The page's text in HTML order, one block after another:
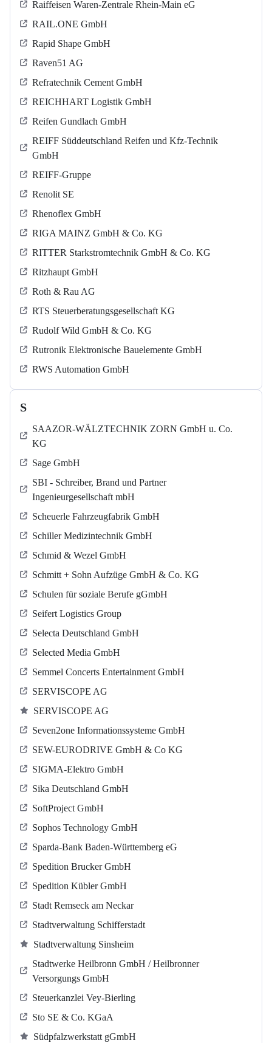
Raiffeisen Waren-Zentrale Rhein-Main eG
RAIL.ONE GmbH
Rapid Shape GmbH
Raven51 AG
Refratechnik Cement GmbH
REICHHART Logistik GmbH
Reifen Gundlach GmbH
REIFF Süddeutschland Reifen und Kfz-Technik
GmbH
REIFF-Gruppe
Renolit SE
Rhenoflex GmbH
RIGA MAINZ GmbH & Co. KG
RITTER Starkstromtechnik GmbH & Co. KG
Ritzhaupt GmbH
Roth & Rau AG
RTS Steuerberatungsgesellschaft KG
Rudolf Wild GmbH & Co. KG
Rutronik Elektronische Bauelemente GmbH
RWS Automation GmbH
S
SAAZOR-WÄLZTECHNIK ZORN GmbH u. Co.
KG
Sage GmbH
SBI - Schreiber, Brand und Partner
Ingenieurgesellschaft mbH
Scheuerle Fahrzeugfabrik GmbH
Schiller Medizintechnik GmbH
Schmid & Wezel GmbH
Schmitt + Sohn Aufzüge GmbH & Co. KG
Schulen für soziale Berufe gGmbH
Seifert Logistics Group
Selecta Deutschland GmbH
Selected Media GmbH
Semmel Concerts Entertainment GmbH
SERVISCOPE AG
SERVISCOPE AG
Seven2one Informationssysteme GmbH
SEW-EURODRIVE GmbH & Co KG
SIGMA-Elektro GmbH
Sika Deutschland GmbH
SoftProject GmbH
Sophos Technology GmbH
Sparda-Bank Baden-Württemberg eG
Spedition Brucker GmbH
Spedition Kübler GmbH
Stadt Remseck am Neckar
Stadtverwaltung Schifferstadt
Stadtverwaltung Sinsheim
Stadtwerke Heilbronn GmbH / Heilbronner
Versorgungs GmbH
Steuerkanzlei Vey-Bierling
Sto SE & Co. KGaA
Südpfalzwerkstatt gGmbH